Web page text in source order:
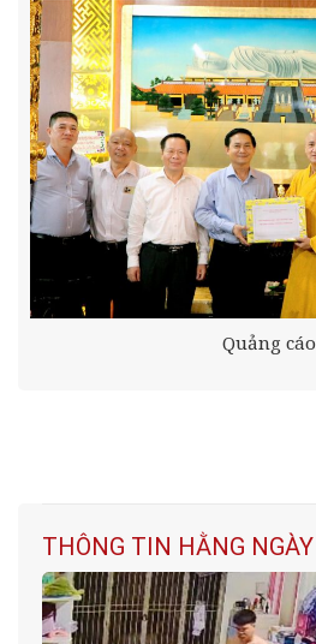
Quảng cáo
THÔNG TIN HẰNG NGÀY